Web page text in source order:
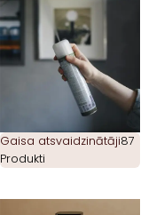
Gaisa atsvaidzinātāji87
Produkti